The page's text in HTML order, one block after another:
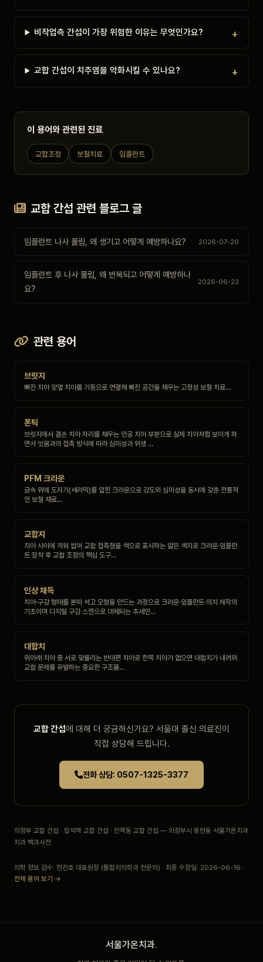
비작업측 간섭이 가장 위험한 이유는 무엇인가요?
교합 간섭이 치주염을 악화시킬 수 있나요?
이 용어와 관련된 진료
교합조정 보철치료 임플란트
교합 간섭 관련 블로그 글
임플란트 나사 풀림, 왜 생기고 어떻게 예방하나요? 2026-07-20
임플란트 후 나사 풀림, 왜 반복되고 어떻게 예방하나
요?
2026-06-22
관련 용어
브릿지
빠진 치아 양옆 치아를 기둥으로 연결해 빠진 공간을 채우는 고정성 보철 치료…
폰틱
브릿지에서 결손 치아 자리를 채우는 인공 치아 부분으로 실제 치아처럼 보이게 하
면서 잇몸과의 접촉 방식에 따라 심미성과 위생 …
PFM 크라운
금속 위에 도자기(세라믹)를 입힌 크라운으로 강도와 심미성을 동시에 갖춘 전통적
인 보철 재료…
교합지
치아 사이에 끼워 씹어 교합 접촉점을 색으로 표시하는 얇은 색지로 크라운·임플란
트 장착 후 교합 조정의 핵심 도구…
인상 채득
치아·구강 형태를 본떠 석고 모형을 만드는 과정으로 크라운·임플란트·의치 제작의
기초이며 디지털 구강 스캔으로 대체되는 추세인…
대합치
위아래 치아 중 서로 맞물리는 반대편 치아로 한쪽 치아가 없으면 대합치가 내려와
교합 문제를 유발하는 중요한 구조물…
교합 간섭에 대해 더 궁금하신가요? 서울대 출신 의료진이
직접 상담해 드립니다.
전화 상담: 0507-1325-3377
의정부 교합 간섭 · 탑석역 교합 간섭 · 민락동 교합 간섭 — 의정부시 용현동 서울가온치과
치과 백과사전
의학 정보 검수: 현진호 대표원장 (통합치의학과 전문의) · 최종 수정일: 2026-06-16 ·
전체 용어 보기 →
서울가온치과.